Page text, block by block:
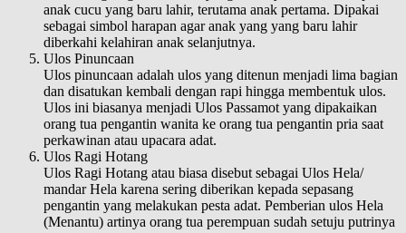
anak cucu yang baru lahir, terutama anak pertama. Dipakai
sebagai simbol harapan agar anak yang yang baru lahir
diberkahi kelahiran anak selanjutnya.
Ulos Pinuncaan
Ulos pinuncaan adalah ulos yang ditenun menjadi lima bagian
dan disatukan kembali dengan rapi hingga membentuk ulos.
Ulos ini biasanya menjadi Ulos Passamot yang dipakaikan
orang tua pengantin wanita ke orang tua pengantin pria saat
perkawinan atau upacara adat.
Ulos Ragi Hotang
Ulos Ragi Hotang atau biasa disebut sebagai Ulos Hela/
mandar Hela karena sering diberikan kepada sepasang
pengantin yang melakukan pesta adat. Pemberian ulos Hela
(Menantu) artinya orang tua perempuan sudah setuju putrinya